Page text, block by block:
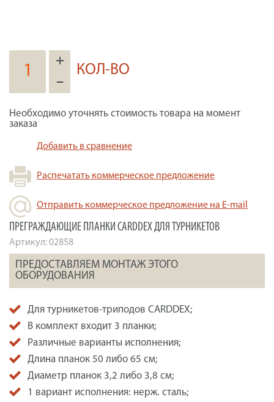
+
–
КОЛ-ВО
Необходимо уточнять стоимость товара на момент
заказа
Добавить в сравнение
Распечатать коммерческое предложение
Отправить коммерческое предложение на E-mail
ПРЕГРАЖДАЮЩИЕ ПЛАНКИ CARDDEX ДЛЯ ТУРНИКЕТОВ
Артикул:02858
ПРЕДОСТАВЛЯЕМ МОНТАЖ ЭТОГО
ОБОРУДОВАНИЯ
Для турникетов-триподов CARDDEX;
В комплект входит 3 планки;
Различные варианты исполнения;
Длина планок 50 либо 65 см;
Диаметр планок 3,2 либо 3,8 см;
1 вариант исполнения: нерж. сталь;